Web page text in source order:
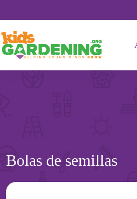
content
Bolas de semillas